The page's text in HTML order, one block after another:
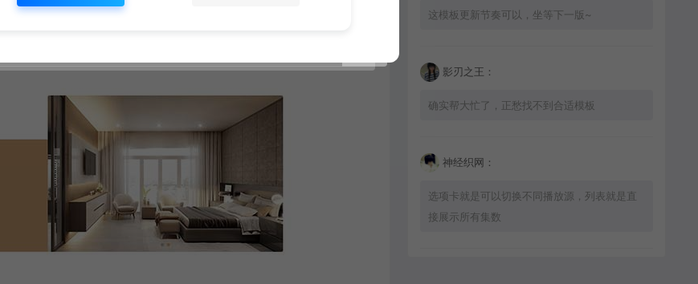
这模板更新节奏可以，坐等下一版~
影刃之王：
确实帮大忙了，正愁找不到合适模板
神经织网：
选项卡就是可以切换不同播放源，列表就是直
接展示所有集数